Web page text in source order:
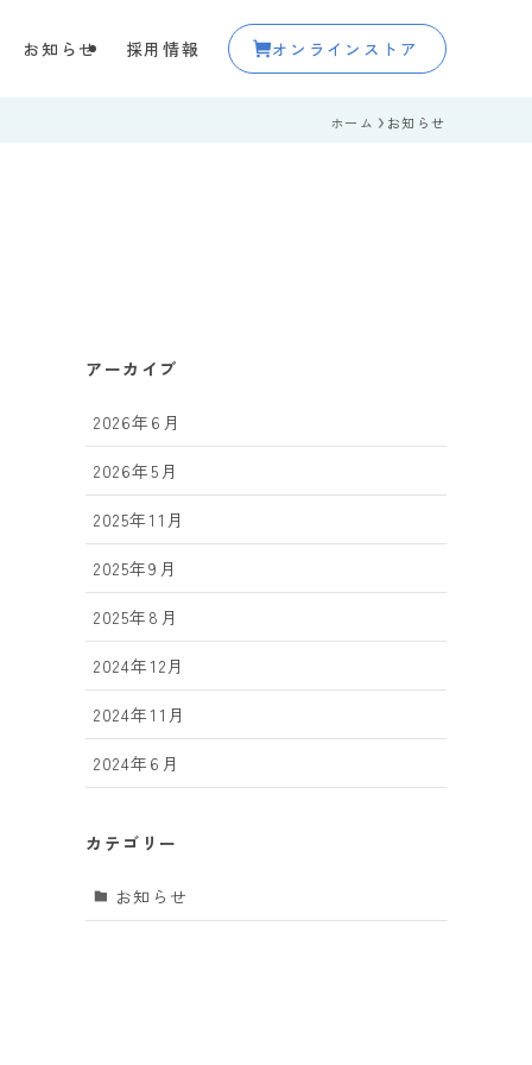
お知らせ 採用情報 オンラインストア
ホーム お知らせ
アーカイブ
2026年6月
2026年5月
2025年11月
2025年9月
2025年8月
2024年12月
2024年11月
2024年6月
カテゴリー
お知らせ